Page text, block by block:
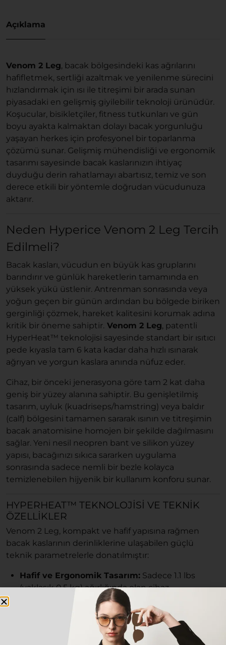
Açıklama
Venom 2 Leg, bacak bölgesindeki kas ağrılarını
hafifletmek, sertliği azaltmak ve yenilenme sürecini
hızlandırmak için ısı ile titreşimi bir arada sunan
piyasadaki en gelişmiş giyilebilir teknoloji ürünüdür.
Koşucular, bisikletçiler, fitness tutkunları ve gün
boyu ayakta kalmaktan dolayı bacak yorgunluğu
yaşayan herkes için profesyonel bir toparlanma
çözümü sunar. Gelişmiş mühendisliği ve ergonomik
tasarımı sayesinde bacak kaslarınızın ihtiyaç
duyduğu derin rahatlamayı abartısız, temiz ve son
derece etkili bir yöntemle doğrudan vücudunuza
aktarır.
Neden Hyperice Venom 2 Leg Tercih
Edilmeli?
Bacak kasları, vücudun en büyük kas gruplarını
barındırır ve günlük hareketlerin tamamında en
yüksek yükü üstlenir. Antrenman sonrasında veya
yoğun geçen bir günün ardından bu bölgede biriken
gerginliği çözmek, hareket kalitesini korumak adına
kritik bir öneme sahiptir. Venom 2 Leg, patentli
HyperHeat™ teknolojisi sayesinde standart bir ısıtıcı
pede kıyasla tam 6 kata kadar daha hızlı ısınarak
ağrıyan ve yorgun kaslara anında nüfuz eder.
Cihaz, bir önceki jenerasyona göre tam 2 kat daha
geniş bir yüzey alanına sahiptir. Bu genişletilmiş
tasarım, uyluk (kuadriseps/hamstring) veya baldır
(calf) bölgesini tamamen sararak ısının ve titreşimin
bacak anatomisine homojen bir şekilde dağılmasını
sağlar. Yeni nesil neopren bant ve silikon yüzey
yapısı, bacağınızı sıkıca sararken uygulama
sonrasında sadece nemli bir bezle kolayca
temizlenebilen hijyenik bir kullanım konforu sunar.
HYPERHEAT™ TEKNOLOJISI VE TEKNIK
ÖZELLIKLER
Venom 2 Leg, kompakt ve hafif yapısına rağmen
bacak kaslarının derinliklerine ulaşabilen güçlü
teknik parametrelerle donatılmıştır:
Hafif ve Ergonomik Tasarım: Sadece 1.1 lbs
(yaklaşık 0.5 kg) ağırlığında olan cihaz,
bacağınızdayken ağırlık hissi yaratmaz. 38 x 14 x 2
inç boyutlarındaki esnek yapısı her bacak
ölçüsüne göre kolayca ayarlanabilir.